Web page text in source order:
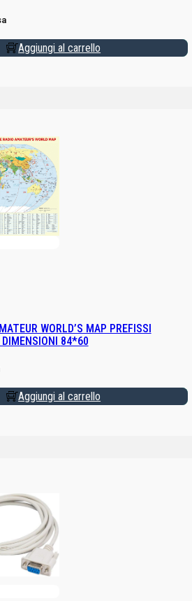
Aggiungi al carrello
WORLD’S MAP PREFISSI
INTERNAZIONALI DIMENSIONI 84*60
Aggiungi al carrello